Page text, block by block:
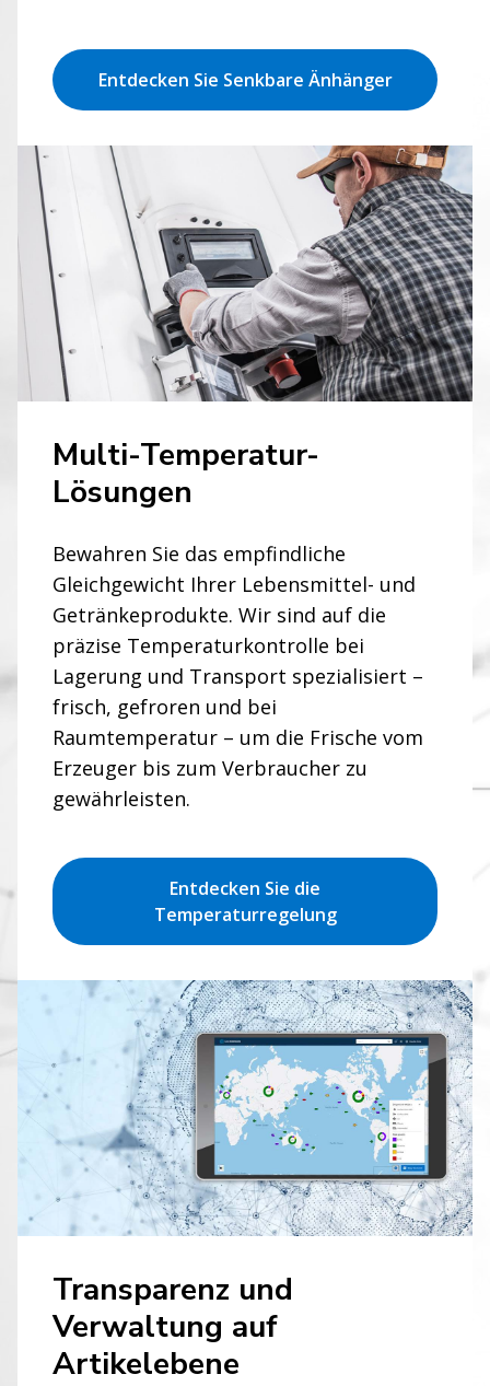
Entdecken Sie Senkbare Änhänger
Multi-Temperatur-
Lösungen
Bewahren Sie das empfindliche
Gleichgewicht Ihrer Lebensmittel- und
Getränkeprodukte. Wir sind auf die
präzise Temperaturkontrolle bei
Lagerung und Transport spezialisiert –
frisch, gefroren und bei
Raumtemperatur – um die Frische vom
Erzeuger bis zum Verbraucher zu
gewährleisten.
Entdecken Sie die
Temperaturregelung
Transparenz und
Verwaltung auf
Artikelebene